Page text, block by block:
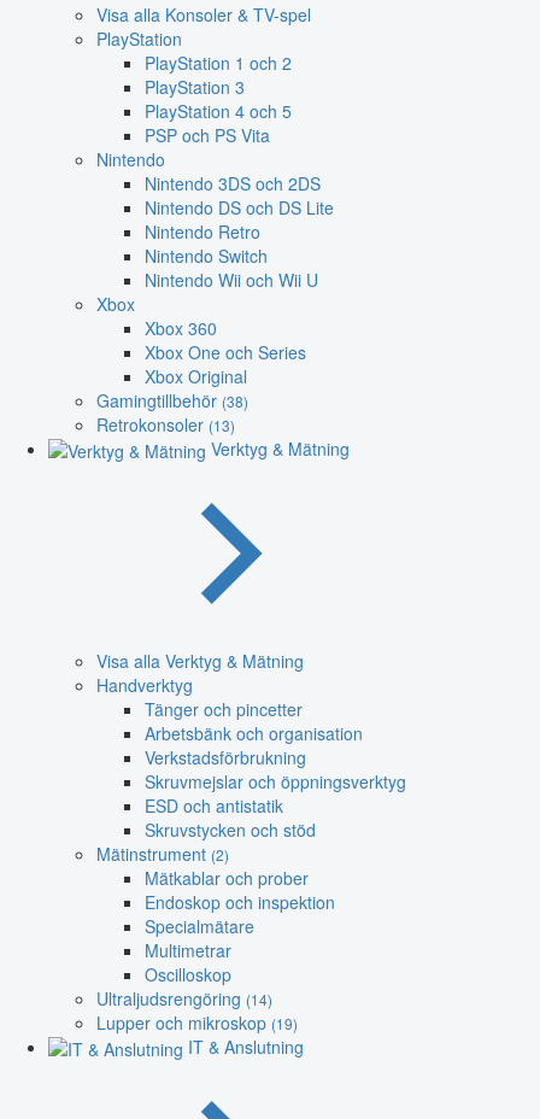
Visa alla Konsoler & TV-spel
PlayStation
PlayStation 1 och 2
PlayStation 3
PlayStation 4 och 5
PSP och PS Vita
Nintendo
Nintendo 3DS och 2DS
Nintendo DS och DS Lite
Nintendo Retro
Nintendo Switch
Nintendo Wii och Wii U
Xbox
Xbox 360
Xbox One och Series
Xbox Original
Gamingtillbehör (38)
Retrokonsoler (13)
Verktyg & Mätning
Visa alla Verktyg & Mätning
Handverktyg
Tänger och pincetter
Arbetsbänk och organisation
Verkstadsförbrukning
Skruvmejslar och öppningsverktyg
ESD och antistatik
Skruvstycken och stöd
Mätinstrument (2)
Mätkablar och prober
Endoskop och inspektion
Specialmätare
Multimetrar
Oscilloskop
Ultraljudsrengöring (14)
Lupper och mikroskop (19)
IT & Anslutning